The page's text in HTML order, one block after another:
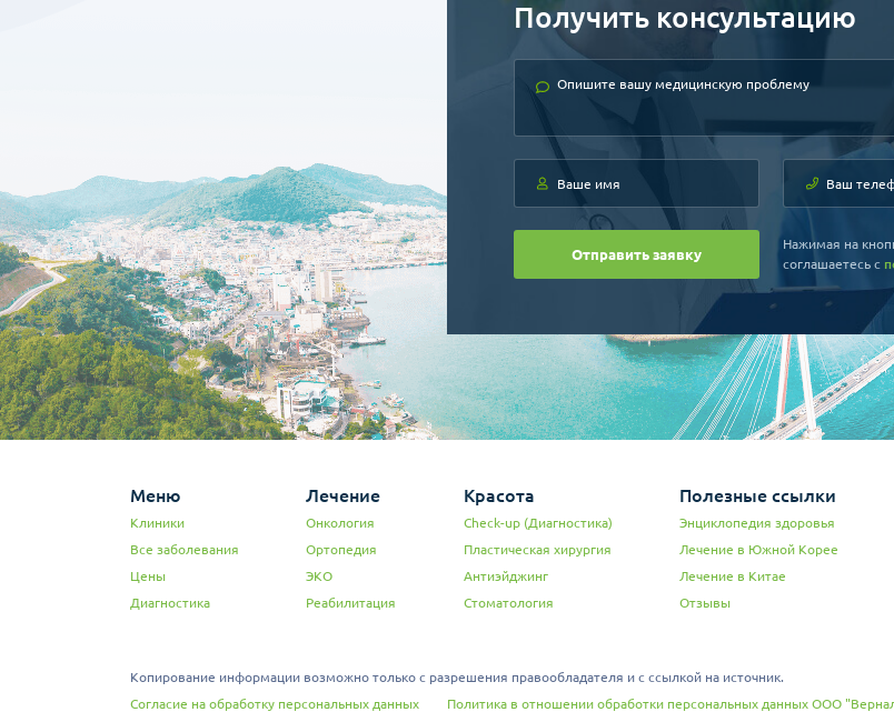
Получить консультацию
Отправить заявку
Нажимая на
соглашаетесь c
Меню
Клиники
Все заболевания
Цены
Диагностика
Лечение
Онкология
Ортопедия
ЭКО
Реабилитация
Красота
Check-up (Диагностика)
Пластическая хирургия
Антиэйджинг
Стоматология
Полезные ссылки
Энциклопедия здоровья
Лечение в Южной Корее
Лечение в Китае
Отзывы
Копирование информации возможно только с разрешения правообладателя и с ссылкой на источник.
Согласие на обработку персональных данных
Политика в отношении обработки персональных данных ООО